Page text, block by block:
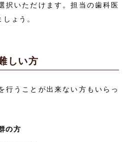
択いただけます。担当の歯科医
ょう。
しい方
行うことが出来ない方もいらっ
の方